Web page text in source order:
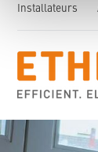
Installateurs